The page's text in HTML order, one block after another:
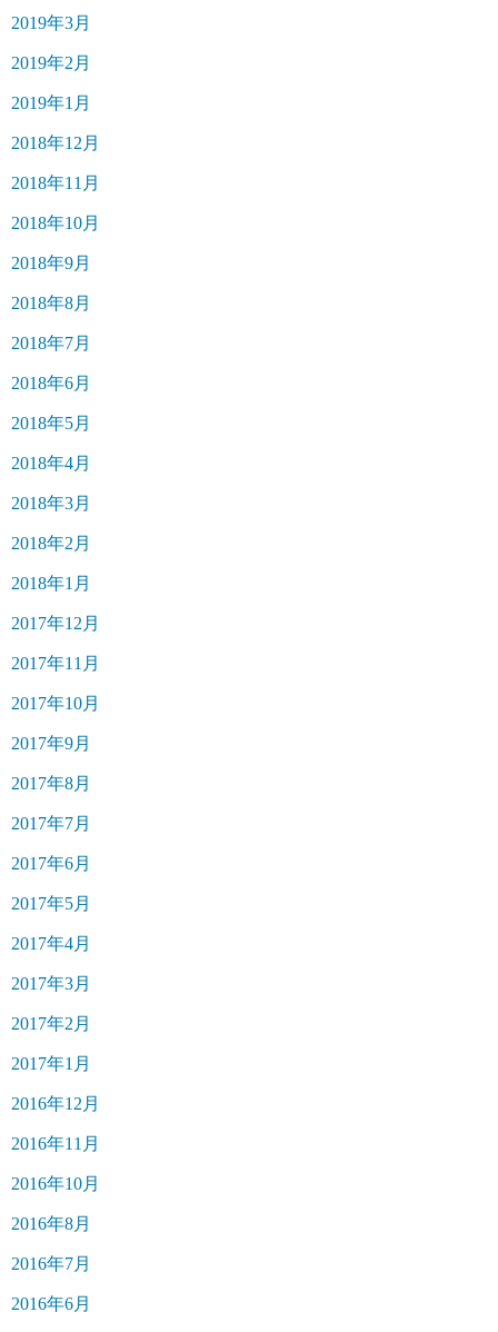
2019年3月
2019年2月
2019年1月
2018年12月
2018年11月
2018年10月
2018年9月
2018年8月
2018年7月
2018年6月
2018年5月
2018年4月
2018年3月
2018年2月
2018年1月
2017年12月
2017年11月
2017年10月
2017年9月
2017年8月
2017年7月
2017年6月
2017年5月
2017年4月
2017年3月
2017年2月
2017年1月
2016年12月
2016年11月
2016年10月
2016年8月
2016年7月
2016年6月